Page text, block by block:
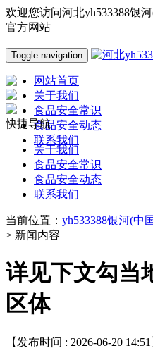
欢迎您访问河北yh533388银
官方网站
Toggle navigation
网站首页
关于我们
食品安全常识
食品安全动态
联系我们
快捷导航
关于我们
食品安全常识
食品安全动态
联系我们
当前位置： yh533388银河(中
> 新闻内容
详见下文勾当
区体
【发布时间 : 2026-06-20